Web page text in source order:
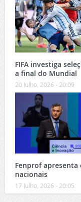
FIFA investiga
a final do Mundial
20 Julho, 2026 - 20:09
Fenprof apresenta
nacionais
17 Julho, 2026 - 20:05